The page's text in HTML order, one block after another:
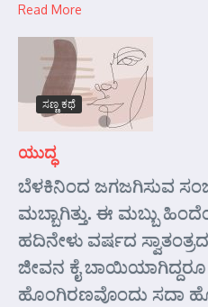
Read More
ಸಣ್ಣ ಕಥೆ
ಯುದ್ಧ
ಬೆಳಕಿನಿಂದ ಜಗಜಗಿಸುವ
ಮಬ್ಬಾಗಿತ್ತು. ಈ ಮಬ್ಬು
ಹದಿನೇಳು ವರ್ಷದ
ಜೀವನ ಕೈ
ಹೊಂಗಿರಣವೊಂದು ಸದಾ